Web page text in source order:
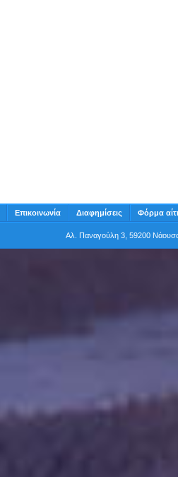
Επικοινωνία Διαφημίσεις Φόρμα
Αλ. Παναγούλη 3, 59200